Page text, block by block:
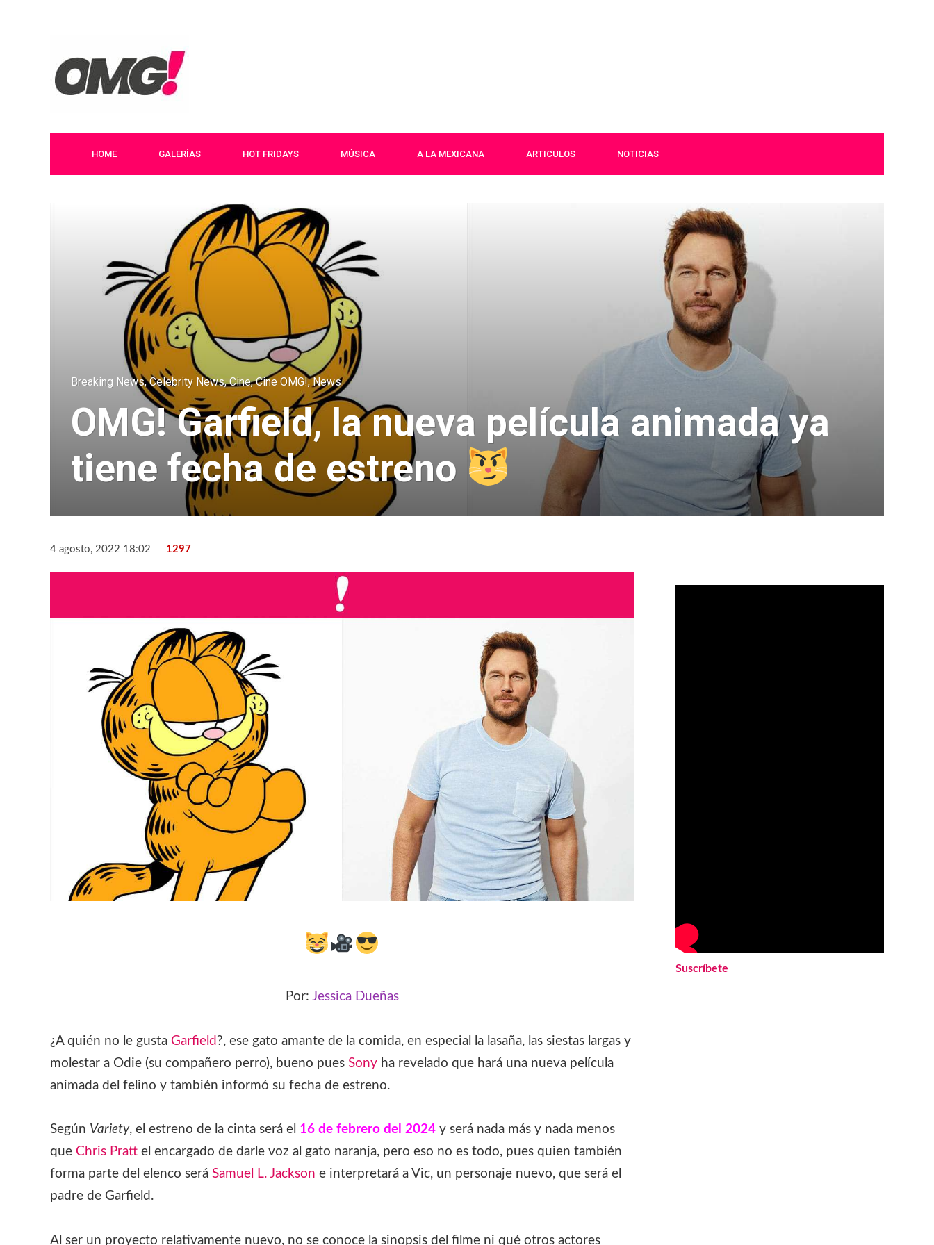
HOME GALERÍAS HOT FRIDAYS MÚSICA A LA MEXICANA ARTICULOS NOTICIAS
Breaking News,Celebrity News,Cine,Cine OMG!,News
OMG! Garfield, la nueva película animada ya
tiene fecha de estreno
4 agosto, 2022 18:02 1297
Por: Jessica Dueñas
¿A quién no le gusta Garfield ?, ese gato amante de la comida, en especial la lasaña, las siestas largas y
molestar a Odie (su compañero perro), bueno pues Sony ha revelado que hará una nueva película
animada del felino y también informó su fecha de estreno.
Según Variety, el estreno de la cinta será el 16 de febrero del 2024 y será nada más y nada menos
que Chris Pratt el encargado de darle voz al gato naranja, pero eso no es todo, pues quien también
forma parte del elenco será Samuel L. Jackson e interpretará a Vic, un personaje nuevo, que será el
padre de Garfield.
Al ser un proyecto relativamente nuevo, no se conoce la sinopsis del filme ni qué otros actores
Suscríbete